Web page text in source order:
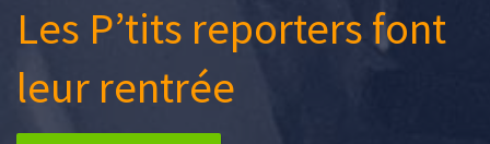
Les P’tits reporters font
leur rentrée